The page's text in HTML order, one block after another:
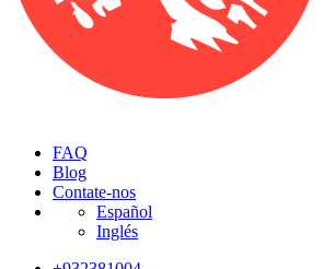
FAQ
Blog
Contate-nos
Español
Inglés